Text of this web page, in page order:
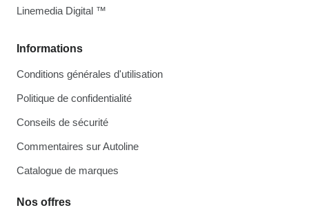
Informations
Conditions générales d'utilisation
Politique de confidentialité
Conseils de sécurité
Commentaires sur Autoline
Catalogue de marques
Nos offres
Linemedia Digital ™